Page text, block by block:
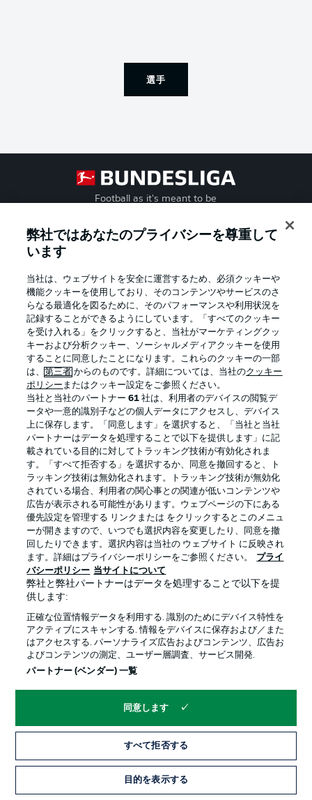
選手
Football as it's meant to be
Official Partners
プライバシー・ポリシー 優先設定を管理する
利用条件 放送局
求人 選手
当サイトについて
© 2026 Bundesliga-Gruppe GmbH
言語をお選びください
Display Mode
弊社ではあなたのプライバシーを尊重して
います
当社は、ウェブサイトを安全に運営するため、必須クッキーや
機能クッキーを使用しており、そのコンテンツやサービスのさ
らなる最適化を図るために、そのパフォーマンスや利用状況を
記録することができるようにしています。「すべてのクッキー
を受け入れる」をクリックすると、当社がマーケティングクッ
キーおよび分析クッキー、ソーシャルメディアクッキーを使用
することに同意したことになります。これらのクッキーの一部
は、第三者 からのものです。詳細については、当社のクッキー
ポリシー またはクッキー設定をご参照ください。
当社と当社のパートナー61 社は、利用者のデバイスの閲覧デ
ータや一意的識別子などの個人データにアクセスし、デバイス
上に保存します。「同意します」を選択すると、「当社と当社
パートナーはデータを処理することで以下を提供します」に記
載されている目的に対してトラッキング技術が有効化されま
す。「すべて拒否する」を選択するか、同意を撤回すると、ト
ラッキング技術は無効化されます。トラッキング技術が無効化
されている場合、利用者の関心事との関連が低いコンテンツや
広告が表示される可能性があります。ウェブページの下にある
優先設定を管理する リンクまたは をクリックするとこのメニュ
ーが開きますので、いつでも選択内容を変更したり、同意を撤
回したりできます。選択内容は当社の ウェブサイト に反映され
ます。詳細はプライバシーポリシーをご参照ください。
プライ
バシーポリシー 当サイトについて
弊社と弊社パートナーはデータを処理することで以下を提
供します:
正確な位置情報データを利用する. 識別のためにデバイス特性を
アクティブにスキャンする. 情報をデバイスに保存および／また
はアクセスする. パーソナライズ広告およびコンテンツ、広告お
よびコンテンツの測定、ユーザー層調査、サービス開発.
パートナー (ベンダー) 一覧
同意します
すべて拒否する
目的を表示する